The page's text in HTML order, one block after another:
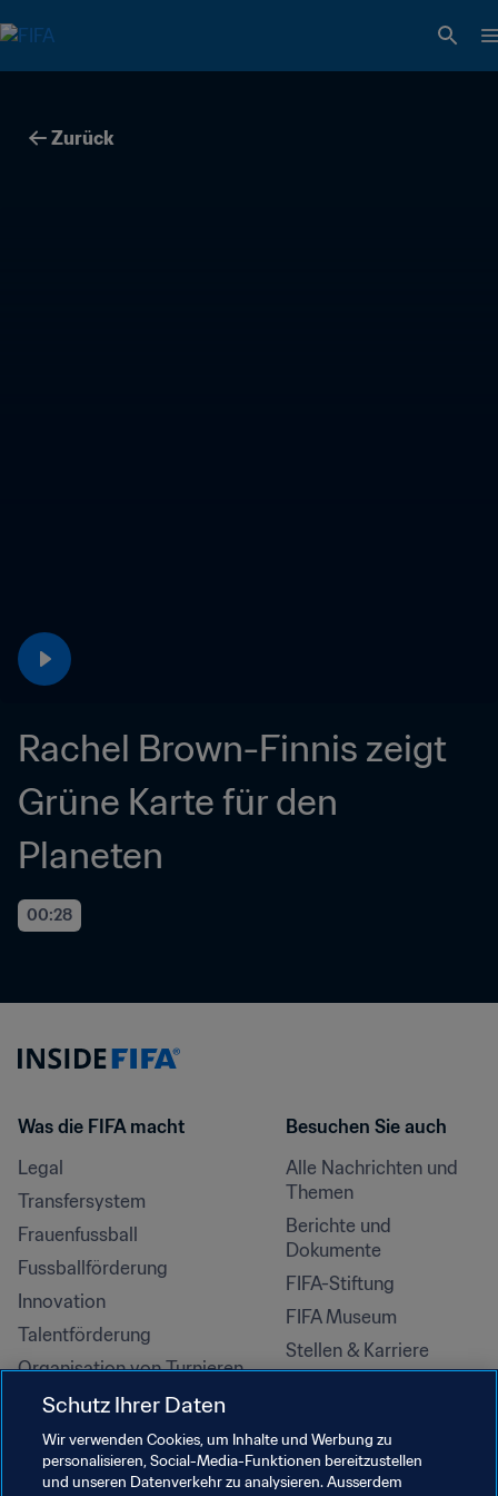
Zurück
Rachel Brown-Finnis zeigt
Grüne Karte für den
00:28
Was die FIFA macht
Legal
Transfersystem
Frauenfussball
Fussballförderung
Innovation
Talentförderung
Organisation von Turnieren
Nachhaltigkeit
Menschenrechte und
Antidiskriminierung
Besuchen Sie auch
Alle Nachrichten und
Themen
Berichte und
Dokumente
FIFA-Stiftung
FIFA Museum
Stellen & Karriere
Schutz Ihrer Daten
Wir verwenden Cookies, um Inhalte und Werbung zu
personalisieren, Social-Media-Funktionen bereitzustellen
und unseren Datenverkehr zu analysieren. Ausserdem